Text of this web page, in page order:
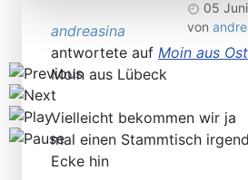
05
von
andreasina
antwortete auf Moin aus
Moin aus Lübeck
Vielleicht bekommen wir ja
mal einen Stammtisch
Ecke hin